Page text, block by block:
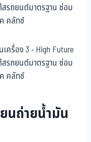
ยนถ่ายน้ำมัน